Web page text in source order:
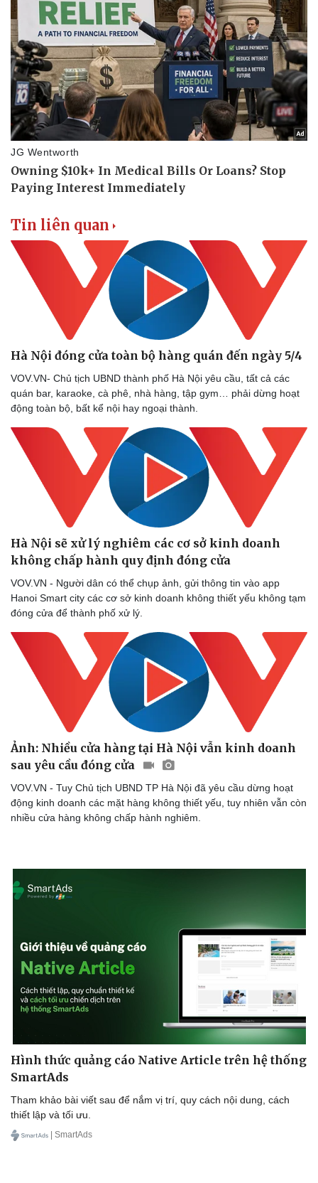
Thể thao
Bóng đá
Lịch thi đấu bóng đá
Thế giới thể thao
eSports
Hậu trường
Ô tô - Xe máy
Xe máy
Tư vấn
Tin liên quan
Hà Nội đóng cửa toàn bộ hàng quán đến ngày 5/4
VOV.VN- Chủ tịch UBND thành phố Hà Nội yêu cầu, tất cả các
quán bar, karaoke, cà phê, nhà hàng, tập gym… phải dừng hoạt
động toàn bộ, bất kể nội hay ngoại thành.
Hà Nội sẽ xử lý nghiêm các cơ sở kinh doanh
không chấp hành quy định đóng cửa
VOV.VN - Người dân có thể chụp ảnh, gửi thông tin vào app
Hanoi Smart city các cơ sở kinh doanh không thiết yếu không tạm
đóng cửa để thành phố xử lý.
Ảnh: Nhiều cửa hàng tại Hà Nội vẫn kinh doanh
sau yêu cầu đóng cửa
VOV.VN - Tuy Chủ tịch UBND TP Hà Nội đã yêu cầu dừng hoạt
động kinh doanh các mặt hàng không thiết yếu, tuy nhiên vẫn còn
nhiều cửa hàng không chấp hành nghiêm.
Hình thức quảng cáo Native Article trên hệ thống
SmartAds
Tham khảo bài viết sau để nắm vị trí, quy cách nội dung, cách
thiết lập và tối ưu.
| SmartAds